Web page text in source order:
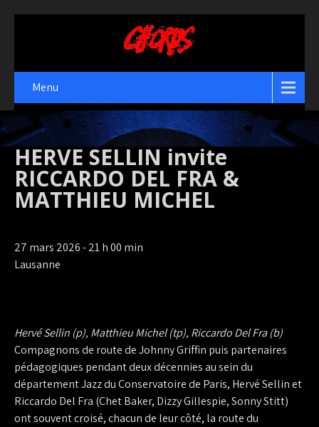
Menu
HERVE SELLIN invite
RICCARDO DEL FRA &
MATTHIEU MICHEL
27 mars 2026 - 21 h 00 min
Lausanne
Hervé Sellin (p), Matthieu Michel (tp), Riccardo Del Fra (b)
Compagnons de route de Johnny Griffin puis partenaires
pédagogiques pendant deux décennies au sein du
département Jazz du Conservatoire de Paris, Hervé Sellin et
Riccardo Del Fra (Chet Baker, Dizzy Gillespie, Sonny Stitt)
ont souvent croisé, chacun de leur côté, la route du